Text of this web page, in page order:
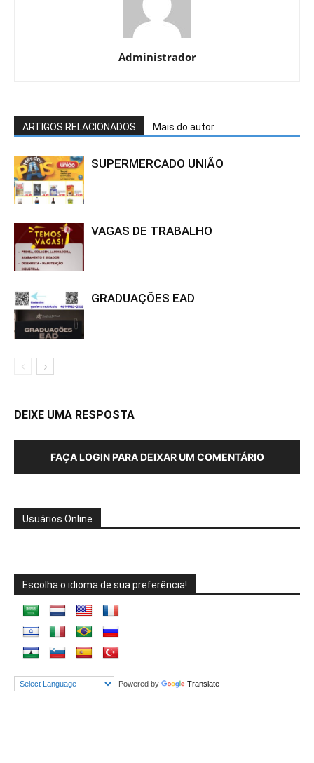
Administrador
ARTIGOS RELACIONADOS Mais do autor
SUPERMERCADO UNIÃO
VAGAS DE TRABALHO
GRADUAÇÕES EAD
DEIXE UMA RESPOSTA
FAÇA LOGIN PARA DEIXAR UM COMENTÁRIO
Usuários Online
Escolha o idioma de sua preferência!
Powered by Translate